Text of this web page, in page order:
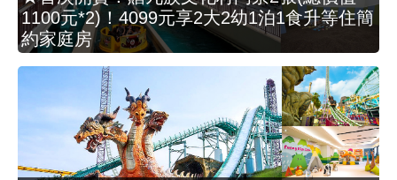
1100元*2)！4099元享2大2幼1泊1食升等住簡
約家庭房